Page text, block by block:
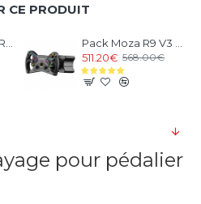
CE PRODUIT
511.20€ 568.00€
pour pédalier